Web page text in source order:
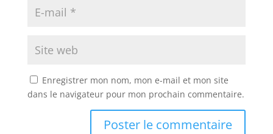
Enregistrer mon nom, mon e-mail et mon site
dans le navigateur pour mon prochain commentaire.